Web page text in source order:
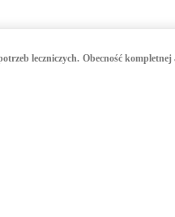
leczniczych. Obecność